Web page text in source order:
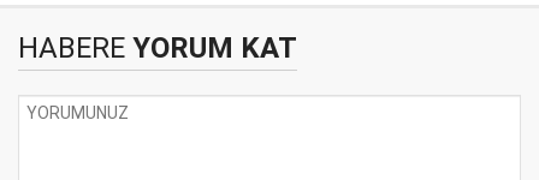
HABERE YORUM KAT